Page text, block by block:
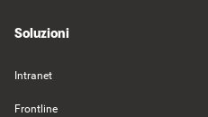
Soluzioni
Intranet
Frontline